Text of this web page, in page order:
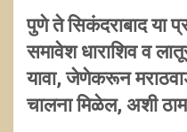
पुणे ते सिकंदराबाद या
समावेश धाराशिव व
यावा, जेणेकरून
चालना मिळेल, अशी